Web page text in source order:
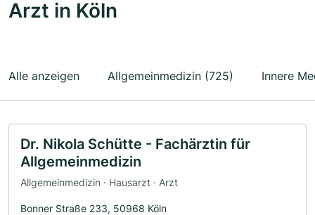
Arzt in Köln
Alle anzeigen Allgemeinmedizin (725) Innere
Dr. Nikola Schütte - Fachärztin für
Allgemeinmedizin
Allgemeinmedizin · Hausarzt · Arzt
Bonner Straße 233, 50968 Köln